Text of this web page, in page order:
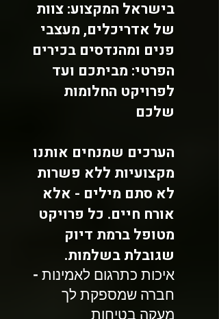
בישראל המקצוע: צוות
של אדריכלים, מעצבי
פנים ומהנדסים בכירים
הפרטי: מביתכם ועד
לפרויקט החלומות
שלכם
הערכים שמנחים אותנו
מקצועיות ללא פשרות
לא סתם מילים - אלא
אורח חיים. כל פרויקט
מטופל ברמת דיוק
שגובלת בשלמות.
איכות כתרגום לאמינות -
חברה שמספקת לך
מעקה בטיחות